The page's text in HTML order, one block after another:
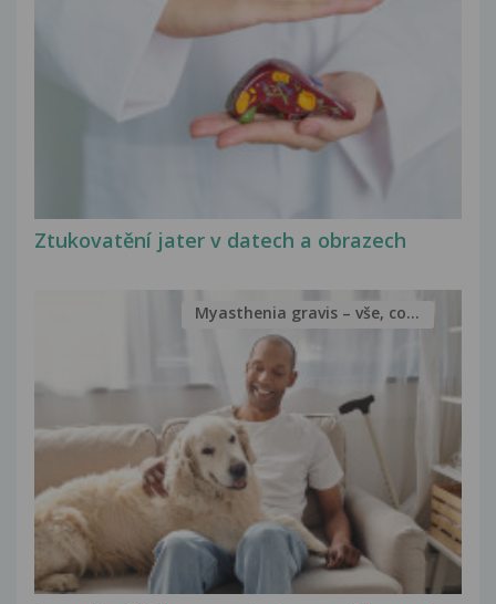
Ztukovatění jater v datech a obrazech
Myasthenia gravis – vše, co...